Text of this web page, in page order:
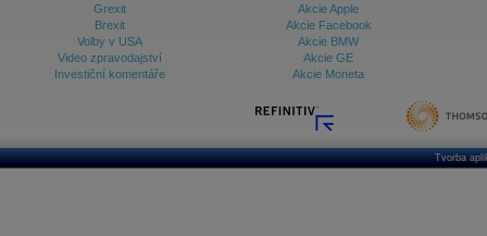
Grexit
Brexit
Volby v USA
Video zpravodajství
Investiční komentáře
Akcie Apple
Akcie Facebook
Akcie BMW
Akcie GE
Akcie Moneta
Tvorba